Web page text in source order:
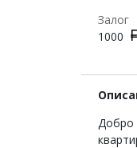
Залог
1000
Добро